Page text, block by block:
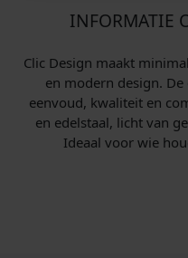
INFORMATIE
Clic Design maakt
en modern design.
eenvoud, kwaliteit en
en edelstaal, licht van
Ideaal voor wie